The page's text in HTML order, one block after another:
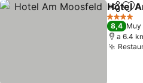
Hotel
4 Estrellas
8,4 Muy
a 6.4